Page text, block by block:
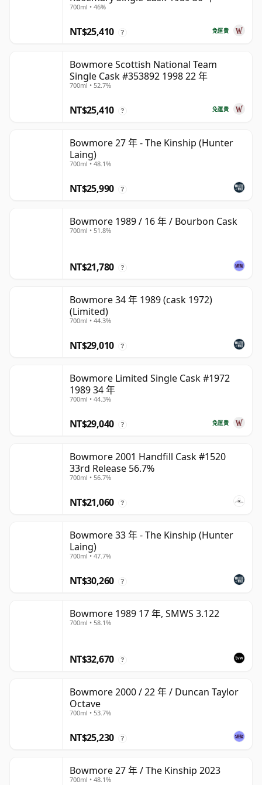
700ml • 46%
免運費
NT$25,410 ?
Bowmore Scottish National Team
Single Cask #353892 1998 22 年
700ml • 52.7%
免運費
NT$25,410 ?
Bowmore 27 年 - The Kinship (Hunter
Laing)
700ml • 48.1%
NT$25,990 ?
Bowmore 1989 / 16 年 / Bourbon Cask
700ml • 51.8%
NT$21,780 ?
Bowmore 34 年 1989 (cask 1972)
(Limited)
700ml • 44.3%
NT$29,010 ?
Bowmore Limited Single Cask #1972
1989 34 年
700ml • 44.3%
免運費
NT$29,040 ?
Bowmore 2001 Handfill Cask #1520
33rd Release 56.7%
700ml • 56.7%
NT$21,060 ?
Bowmore 33 年 - The Kinship (Hunter
Laing)
700ml • 47.7%
NT$30,260 ?
Bowmore 1989 17 年, SMWS 3.122
700ml • 58.1%
NT$32,670 ?
Bowmore 2000 / 22 年 / Duncan Taylor
Octave
700ml • 53.7%
NT$25,230 ?
Bowmore 27 年 / The Kinship 2023
700ml • 48.1%